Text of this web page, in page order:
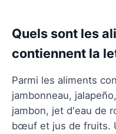
Quels sont les
contiennent la
Parmi les aliments
jambonneau,
jambon, jet d'eau de
bœuf et jus de fruits.